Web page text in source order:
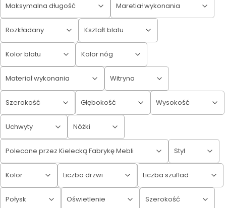
Maksymalna długość Maretiał wykonania
Rozkładany Kształt blatu
Kolor blatu Kolor nóg
Materiał wykonania Witryna
Szerokość Głębokość Wysokość
Uchwyty Nóżki
Polecane przez Kielecką Fabrykę Mebli Styl
Kolor Liczba drzwi Liczba szuflad
Połysk Oświetlenie Szerokość